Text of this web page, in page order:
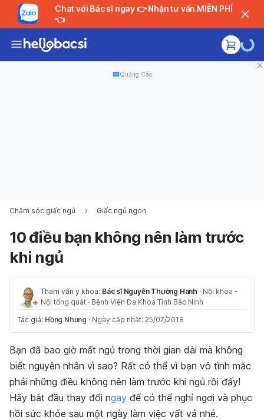
Chat với Bác sĩ ngay 👉 Nhận tư vấn MIỄN PHÍ
👈
Quảng Cáo
Chăm sóc giấc ngủ Giấc ngủ ngon
10 điều bạn không nên làm trước
khi ngủ
Tham vấn y khoa: Bác sĩ Nguyễn Thường Hanh · Nội khoa -
Nội tổng quát · Bệnh Viện Đa Khoa Tỉnh Bắc Ninh
Tác giả: Hồng Nhung · Ngày cập nhật: 25/07/2018
Bạn đã bao giờ mất ngủ trong thời gian dài mà không
biết nguyên nhân vì sao? Rất có thể vì bạn vô tình mắc
phải những điều không nên làm trước khi ngủ rồi đấy!
Hãy bắt đầu thay đổi ngay để có thể nghỉ ngơi và phục
hồi sức khỏe sau một ngày làm việc vất vả nhé.